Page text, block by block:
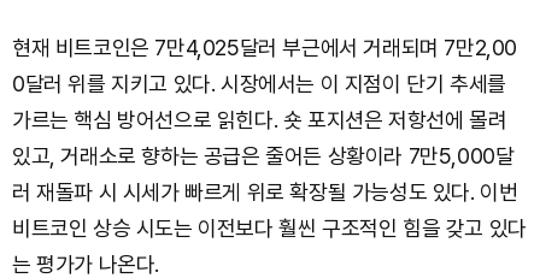
현재 비트코인은 7만4,025달러 부근에서 거래되며 7만2,00
0달러 위를 지키고 있다. 시장에서는 이 지점이 단기 추세를
가르는 핵심 방어선으로 읽힌다. 숏 포지션은 저항선에 몰려
있고, 거래소로 향하는 공급은 줄어든 상황이라 7만5,000달
러 재돌파 시 시세가 빠르게 위로 확장될 가능성도 있다. 이번
비트코인 상승 시도는 이전보다 훨씬 구조적인 힘을 갖고 있다
는 평가가 나온다.